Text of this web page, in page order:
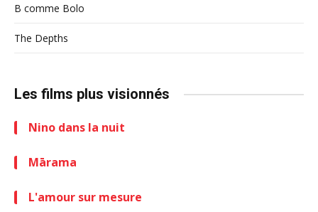
B comme Bolo
The Depths
Les films plus visionnés
Nino dans la nuit
Mārama
L'amour sur mesure